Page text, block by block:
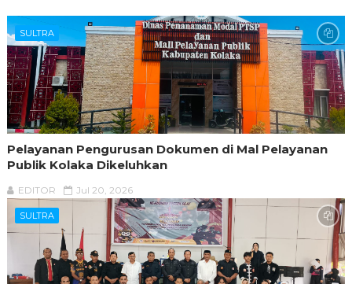
SULTRA
Pelayanan Pengurusan Dokumen di Mal Pelayanan
Publik Kolaka Dikeluhkan
EDITOR Jul 20, 2026
SULTRA